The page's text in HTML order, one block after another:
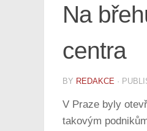
Na
centra
BY REDAKCE ·
V Praze byly
takovým